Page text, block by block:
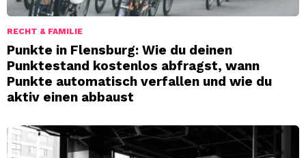
RECHT & FAMILIE
Punkte in Flensburg: Wie du deinen
Punktestand kostenlos abfragst, wann
Punkte automatisch verfallen und wie du
aktiv einen abbaust